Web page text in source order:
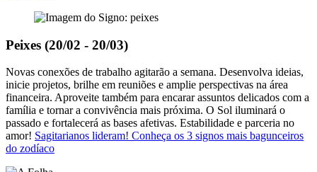
Peixes (20/02 - 20/03)
Novas conexões de trabalho agitarão a semana. Desenvolva ideias,
inicie projetos, brilhe em reuniões e amplie perspectivas na área
financeira. Aproveite também para encarar assuntos delicados com a
família e tornar a convivência mais próxima. O Sol iluminará o
passado e fortalecerá as bases afetivas. Estabilidade e parceria no
amor! Sagitarianos lideram! Conheça os 3 signos mais bagunceiros
do zodíaco